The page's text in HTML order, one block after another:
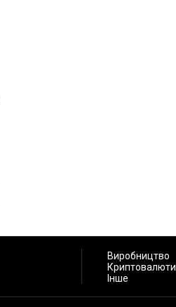
Виробництво
Криптовалюти
Інше